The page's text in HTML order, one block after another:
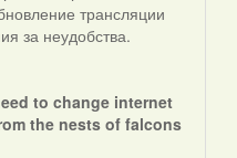
трансляции
за неудобства.
to change internet
the nests of falcons